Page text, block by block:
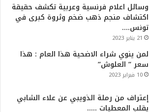
وسائل اعلام فرنسية وعربية تكشف حقيقة
اكتشاف منجم ذهب ضخم وثروة كبرى في
تونس….
21 يناير 2023
لمن ينوي شراء الاضحية هذا العام : هذا
سعر ” العلوش”
10 فبراير 2023
إعتراف من رملة الذويبي عن علاء الشابي
يقلب المعطيات …..